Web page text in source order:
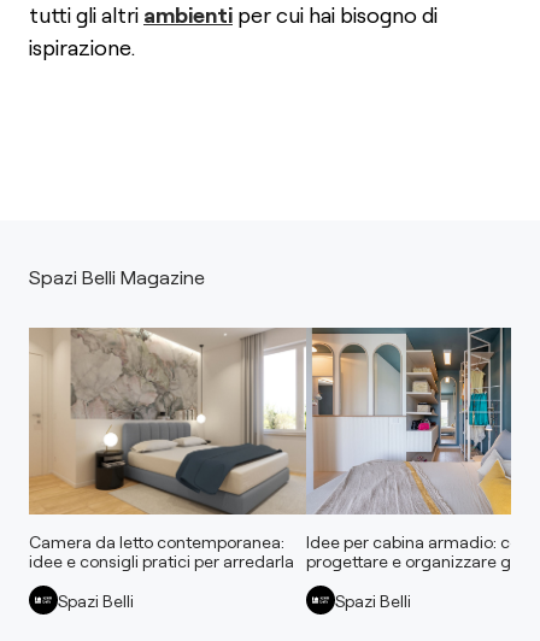
tutti gli altri ambienti per cui hai bisogno di
ispirazione.
Spazi Belli Magazine
Camera da letto contemporanea:
idee e consigli pratici per arredarla
Spazi Belli
Idee per cabina armadio:
progettare e organizzare gli
Spazi Belli